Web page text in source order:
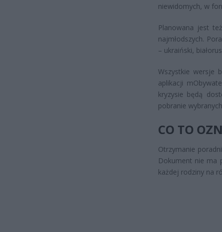
niewidomych, w
Planowana jest
najmłodszych.
– ukraiński,
Wszystkie wersje
aplikacji
kryzysie będą
pobranie
CO TO
Otrzymanie
Dokument nie ma
każdej rodziny na